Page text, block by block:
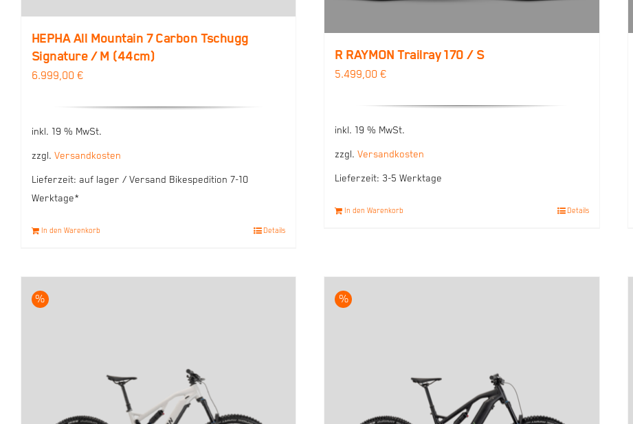
HEPHA All Mountain 7 Carbon Tschugg
Signature / M (44cm)
6.999,00 €
inkl. 19 % MwSt.
zzgl. Versandkosten
Lieferzeit: auf lager / Versand Bikespedition 7-10
Werktage*
In den Warenkorb Details
R RAYMON Trailray 170 / S
5.499,00€
inkl. 19 % MwSt.
zzgl.Versandkosten
Lieferzeit: 3-5 Werktage
In den Warenkorb Details
% %